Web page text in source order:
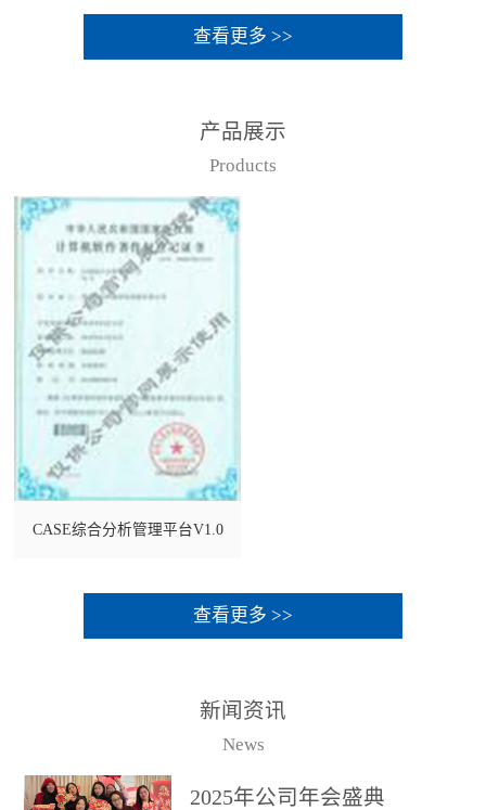
查看更多 >>
产品展示
Products
CASE综合分析管理平台V1.0
查看更多 >>
新闻资讯
News
2025年公司年会盛典